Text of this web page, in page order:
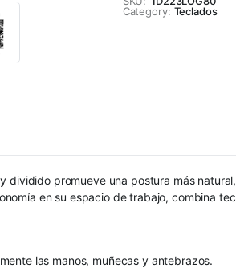
Category: Teclados
promueve una postura más
en su espacio de trabajo, combina
las manos, muñecas y antebrazos.